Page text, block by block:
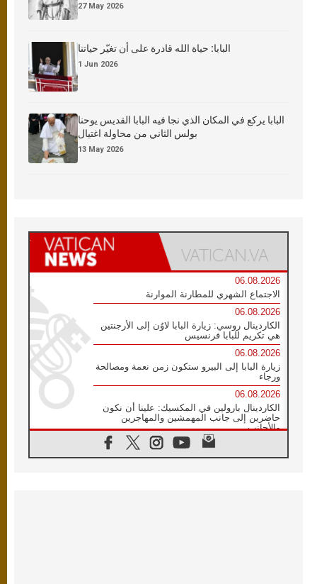
27 May 2026
البابا: حياة الله قادرة على أن تغيّر حياتنا
1 Jun 2026
البابا يركع في المكان الذي نجا فيه البابا القديس يوحنا
بولس الثاني من محاولة اغتيال
13 May 2026
06.08.2026
الاجتماع الشهري للمطارنة الموارنة
06.08.2026
الكاردينال روسي: زيارة البابا لاوُن إلى الأرجنتين
هي تكريم للبابا فرنسيس
06.08.2026
زيارة البابا إلى البيرو ستكون زمن نعمة ومصالحة
ورجاء
06.08.2026
الكاردينال بارولين في المكسيك: علينا أن نكون
حاضرين إلى جانب المهمشين والمهاجرين
والأجانب
البابا لاوُن الرابع عشر للشباب في أسيزي: